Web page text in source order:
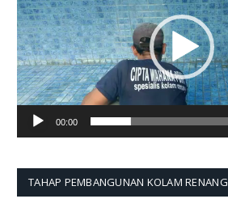
00:00
TAHAP PEMBANGUNAN KOLAM RENANG